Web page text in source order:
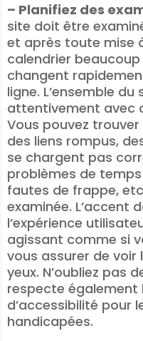
– Planifiez des
site doit être
et après toute mise
calendrier
changent
ligne. L’ensemble
attentivement avec
Vous pouvez
des liens rompus,
se chargent pas
problèmes de
fautes de frappe,
examinée. L’accent
l’expérience
agissant comme si
vous assurer de voir
yeux. N’oubliez pas
respecte également
d’accessibilité pour
handicapées.